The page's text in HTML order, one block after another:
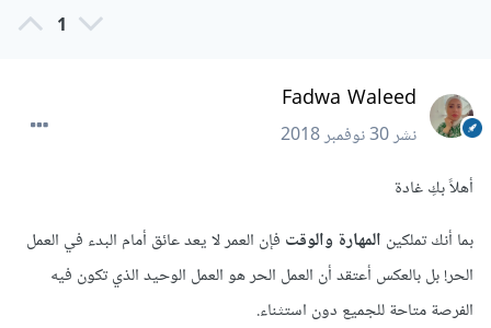
1
Fadwa Waleed
نشر30 نوفمبر 2018
أهلاً بكِ غادة
بما أنك تملكين المهارة والوقتفإن العمر لا يعد عائق أمام البدء في العمل
الحر! بل بالعكس أعتقد أن العمل الحر هو العمل الوحيد الذي تكون فيه
الفرصة متاحة للجميع دون استثناء.